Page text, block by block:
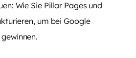
Wie Sie Pillar Pages und
um bei Google